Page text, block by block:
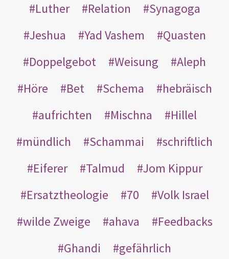
Luther
Relation
Synagoga
Jeshua
Yad Vashem
Quasten
Doppelgebot
Weisung
Aleph
Höre
Bet Schema
hebräisch
aufrichten
Mischna
Hillel
mündlich
Schammai
schriftlich
Eiferer
Talmud
Jom Kippur
Ersatztheologie
70
Volk Israel
wilde Zweige
ahava
Feedbacks
Ghandi
gefährlich